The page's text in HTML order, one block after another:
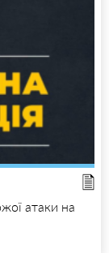
атаки на